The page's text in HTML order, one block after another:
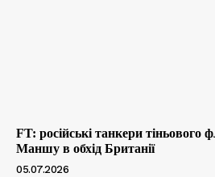
FT: російські танкери тіньового
Маншу в обхід Британії
05.07.2026